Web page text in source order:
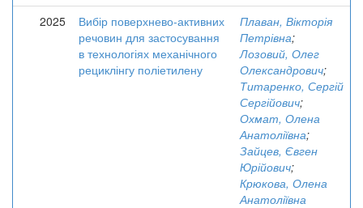
2025
Вибір поверхнево-активних
речовин для застосування
в технологіях механічного
рециклінгу поліетилену
Плаван, Вікторія
Петрівна;
Лозовий, Олег
Олександрович;
Титаренко, Сергій
Сергійович;
Охмат, Олена
Анатоліївна;
Зайцев, Євген
Юрійович;
Крюкова, Олена
Анатоліївна